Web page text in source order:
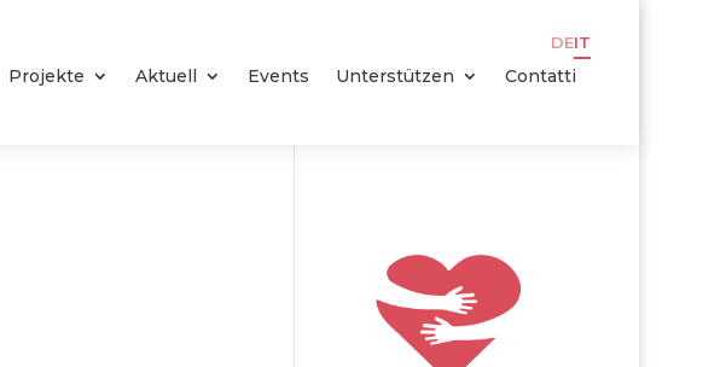
DEIT
Projekte Aktuell Events Unterstützen Contatti